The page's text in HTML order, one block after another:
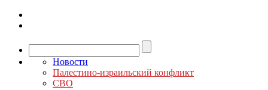
Новости
Палестино-израильский конфликт
СВО